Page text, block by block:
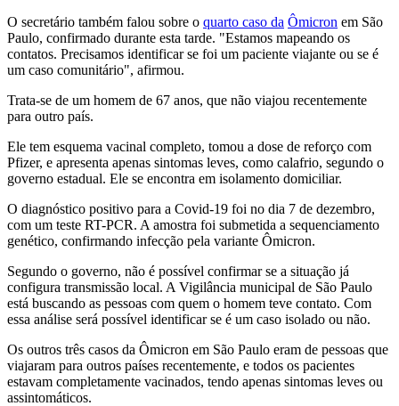
O secretário também falou sobre o quarto caso da Ômicron em São
Paulo, confirmado durante esta tarde. "Estamos mapeando os
contatos. Precisamos identificar se foi um paciente viajante ou se é
um caso comunitário", afirmou.
Trata-se de um homem de 67 anos, que não viajou recentemente
para outro país.
Ele tem esquema vacinal completo, tomou a dose de reforço com
Pfizer, e apresenta apenas sintomas leves, como calafrio, segundo o
governo estadual. Ele se encontra em isolamento domiciliar.
O diagnóstico positivo para a Covid-19 foi no dia 7 de dezembro,
com um teste RT-PCR. A amostra foi submetida a sequenciamento
genético, confirmando infecção pela variante Ômicron.
Segundo o governo, não é possível confirmar se a situação já
configura transmissão local. A Vigilância municipal de São Paulo
está buscando as pessoas com quem o homem teve contato. Com
essa análise será possível identificar se é um caso isolado ou não.
Os outros três casos da Ômicron em São Paulo eram de pessoas que
viajaram para outros países recentemente, e todos os pacientes
estavam completamente vacinados, tendo apenas sintomas leves ou
assintomáticos.